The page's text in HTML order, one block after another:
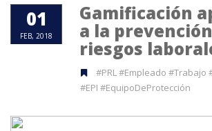
01
FEB, 2018
Gamificación
a la
riesgos
#PRL #Empleado #Trabajo
#EPI #EquipoDeProtección